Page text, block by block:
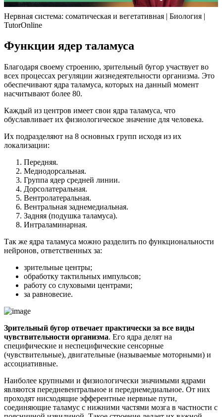
Нервная система: cоматическая и вегетативная | Биология |
TutorOnline
Функции ядер таламуса
Благодаря своему строению, зрительный бугор участвует во
всех процессах регуляции жизнедеятельности организма. Это
обеспечивают ядра таламуса, которых на данный момент
насчитывают более 80.
Каждый из центров имеет свои ядра таламуса, что
обуславливает их физиологическое значение для человека.
Их подразделяют на 8 основных групп исходя из их
локализации:
Передняя.
Медиодорсальная.
Группа ядер средней линии.
Дорсолатеральная.
Вентролатеральная.
Вентральная заднемедиальная.
Задняя (подушка таламуса).
Интраламинарная.
Так же ядра таламуса можно разделить по функциональности
нейронов, ответственных за:
зрительные центры;
обработку тактильных импульсов;
работу со слуховыми центрами;
за равновесие.
Зрительный бугор отвечает практически за все виды
чувствительности организма. Его ядра делят на
специфические и неспецифические сенсорные
(чувствительные), двигательные (называемые моторными) и
ассоциативные.
Наиболее крупными и физиологически значимыми ядрами
являются передневентральное и переднемедиальное. От них
проходят нисходящие эфферентные нервные пути,
соединяющие таламус с нижними частями мозга в частности с